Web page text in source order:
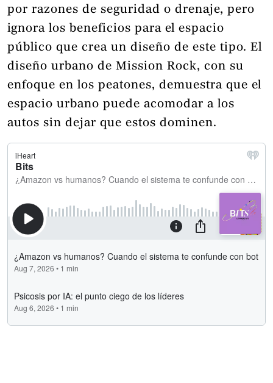
por razones de seguridad o drenaje, pero
ignora los beneficios para el espacio
público que crea un diseño de este tipo. El
diseño urbano de Mission Rock, con su
enfoque en los peatones, demuestra que el
espacio urbano puede acomodar a los
autos sin dejar que estos dominen.